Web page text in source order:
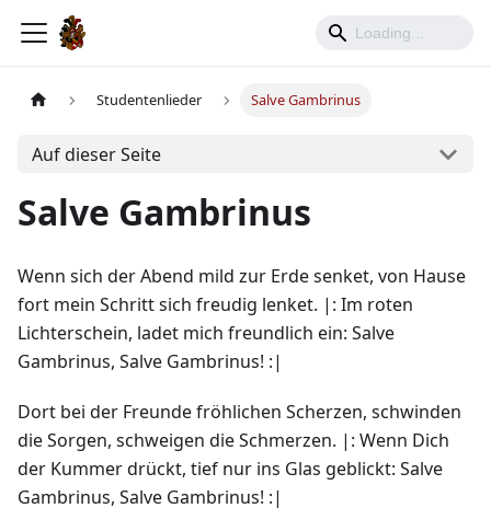
Studentenlieder Salve Gambrinus
Auf dieser Seite
Salve Gambrinus
Wenn sich der Abend mild zur Erde senket, von Hause
fort mein Schritt sich freudig lenket. |: Im roten
Lichterschein, ladet mich freundlich ein: Salve
Gambrinus, Salve Gambrinus! :|
Dort bei der Freunde fröhlichen Scherzen, schwinden
die Sorgen, schweigen die Schmerzen. |: Wenn Dich
der Kummer drückt, tief nur ins Glas geblickt: Salve
Gambrinus, Salve Gambrinus! :|